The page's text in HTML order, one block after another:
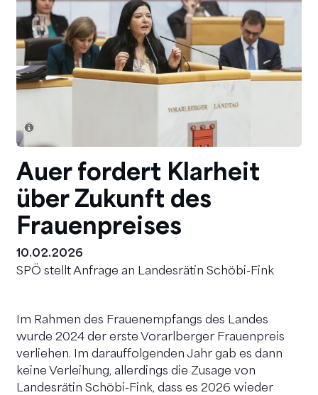
Auer fordert Klarheit
über Zukunft des
Frauenpreises
10.02.2026
SPÖ stellt Anfrage an Landesrätin Schöbi-Fink
Im Rahmen des Frauenempfangs des Landes
wurde 2024 der erste Vorarlberger Frauenpreis
verliehen. Im darauffolgenden Jahr gab es dann
keine Verleihung, allerdings die Zusage von
Landesrätin Schöbi-Fink, dass es 2026 wieder